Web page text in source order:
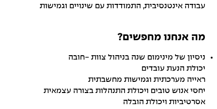
עבודה אינטנסיבית, התמודדות עם שינויים וגמישות
מה אנחנו מחפשים?
ניסיון של מינימום שנה בניהול צוות -חובה
יכולת הנעת עובדים
ראייה מערכתית וגמישות מחשבתית
יחסי אנוש טובים ויכולת התנהלות בצורה עצמאית
אסרטיביות ויכולת הובלה